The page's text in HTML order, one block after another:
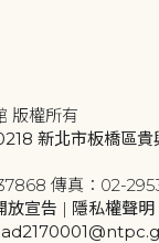
版權所有
新北市板橋區貴
傳真：02-
放宣告 | 隱私權聲明